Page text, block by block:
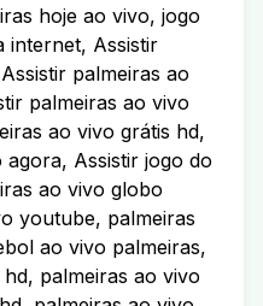
hoje ao vivo, jogo
internet, Assistir
palmeiras ao
palmeiras ao vivo
ao vivo grátis hd,
Assistir jogo do
ao vivo globo
youtube, palmeiras
ao vivo palmeiras,
palmeiras ao vivo